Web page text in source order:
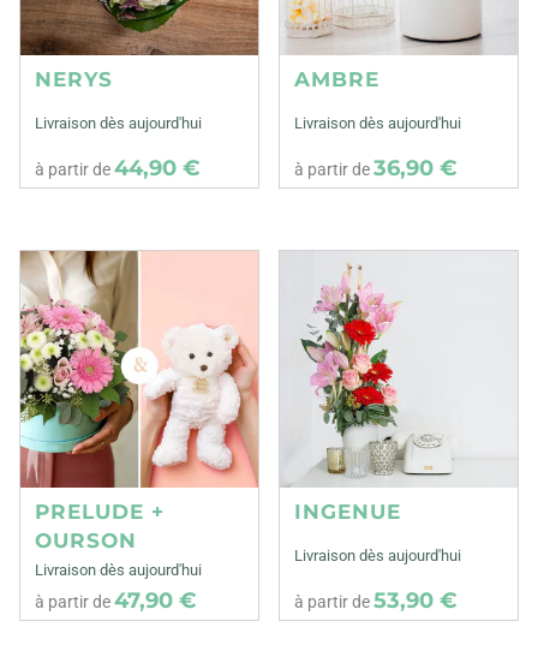
NERYS
Livraison dès aujourd'hui
à partir de44,90 €
AMBRE
Livraison dès aujourd'hui
à partir de36,90 €
PRELUDE +
OURSON
Livraison dès aujourd'hui
à partir de47,90 €
INGENUE
Livraison dès aujourd'hui
à partir de53,90 €